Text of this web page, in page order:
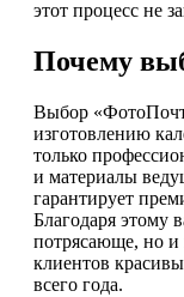
этот процесс не
Почему
Выбор
изготовлению
только
и материалы
гарантирует
Благодаря этому
потрясающе, но и
клиентов
всего года.